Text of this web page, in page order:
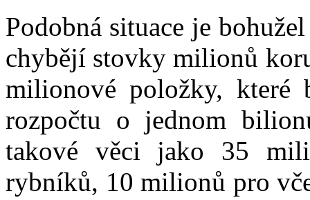
Podobná situace je
chybějí stovky milionů
milionové položky, které
rozpočtu o jednom
takové věci jako 35
rybníků, 10 milionů pro